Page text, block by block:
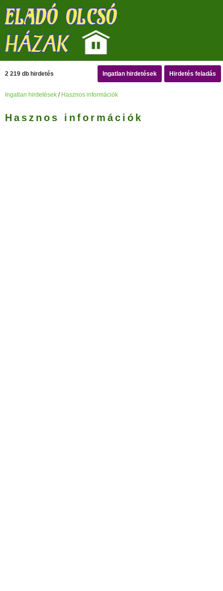
2 219 db hirdetés Ingatlan hirdetések Hirdetés feladás
Ingatlan hirdetések / Hasznos információk
Hasznos információk